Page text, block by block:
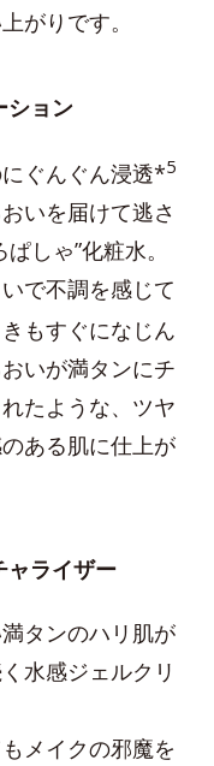
がりです。
ション
ぐんぐん浸透*5
いを届けて逃さ
しゃ”化粧水。
で不調を感じて
きもすぐになじん
いが満タンにチ
たような、ツヤ
ある肌に仕上が
ライザー
タンのハリ肌が
水感ジェルクリ
メイクの邪魔を